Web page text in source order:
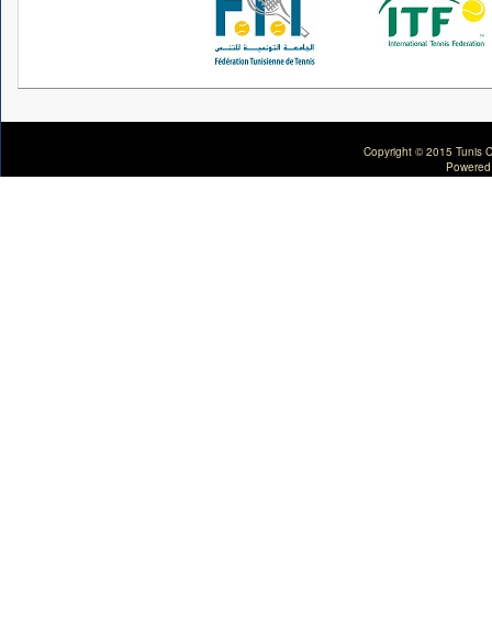
Copyright © 2015 Tunis